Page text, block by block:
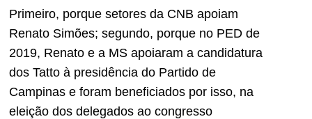
Primeiro, porque setores da CNB apoiam
Renato Simões; segundo, porque no PED de
2019, Renato e a MS apoiaram a candidatura
dos Tatto à presidência do Partido de
Campinas e foram beneficiados por isso, na
eleição dos delegados ao congresso